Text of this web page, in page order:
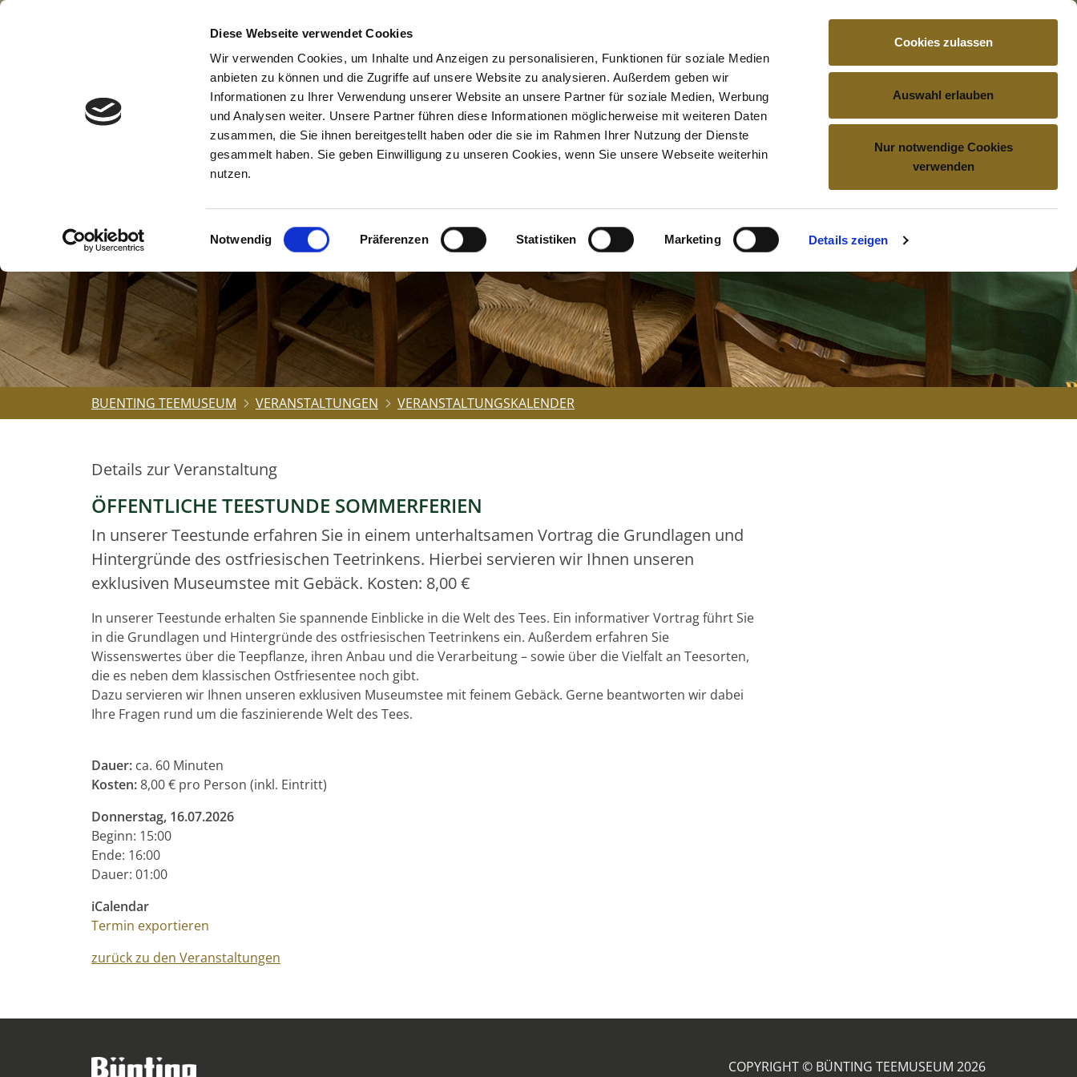
Diese Webseite verwendet Cookies
Wir verwenden Cookies, um Inhalte und Anzeigen zu personalisieren, Funktionen für soziale Medien
anbieten zu können und die Zugriffe auf unsere Website zu analysieren. Außerdem geben wir
Informationen zu Ihrer Verwendung unserer Website an unsere Partner für soziale Medien, Werbung
und Analysen weiter. Unsere Partner führen diese Informationen möglicherweise mit weiteren Daten
zusammen, die Sie ihnen bereitgestellt haben oder die sie im Rahmen Ihrer Nutzung der Dienste
gesammelt haben. Sie geben Einwilligung zu unseren Cookies, wenn Sie unsere Webseite weiterhin
nutzen.
Einwilligungsauswahl
Notwendig Präferenzen Statistiken Marketing Details zeigen
Cookies zulassen
Auswahl erlauben
Nur notwendige Cookies
verwenden
MUSEUM
VERANSTALTUNGEN BESUCH KONTAKT
BUENTING TEEMUSEUM VERANSTALTUNGEN VERANSTALTUNGSKALENDER
Details zur Veranstaltung
ÖFFENTLICHE TEESTUNDE SOMMERFERIEN
In unserer Teestunde erfahren Sie in einem unterhaltsamen Vortrag die Grundlagen und
Hintergründe des ostfriesischen Teetrinkens. Hierbei servieren wir Ihnen unseren
exklusiven Museumstee mit Gebäck. Kosten: 8,00 €
In unserer Teestunde erhalten Sie spannende Einblicke in die Welt des Tees. Ein informativer Vortrag führt Sie
in die Grundlagen und Hintergründe des ostfriesischen Teetrinkens ein. Außerdem erfahren Sie
Wissenswertes über die Teepflanze, ihren Anbau und die Verarbeitung – sowie über die Vielfalt an Teesorten,
die es neben dem klassischen Ostfriesentee noch gibt.
Dazu servieren wir Ihnen unseren exklusiven Museumstee mit feinem Gebäck. Gerne beantworten wir dabei
Ihre Fragen rund um die faszinierende Welt des Tees.
Dauer: ca. 60 Minuten
Kosten:8,00 € pro Person (inkl. Eintritt)
Donnerstag, 16.07.2026
Beginn: 15:00
Ende: 16:00
Dauer: 01:00
iCalendar
Termin exportieren
zurück zu den Veranstaltungen
COPYRIGHT © BÜNTING TEEMUSEUM 2026